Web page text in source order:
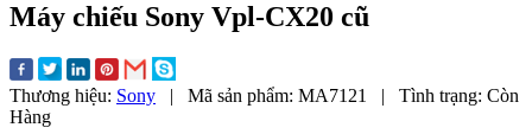
Máy chiếu Sony Vpl-CX20 cũ
Thương hiệu: Sony | Mã sản phẩm: MA7121 | Tình trạng: Còn
Hàng